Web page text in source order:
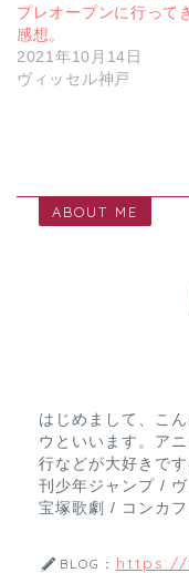
プレオープンに行って
感想。
2021年10月14日
ヴィッセル神戸
ABOUT ME
はじめまして、こ
ウといいます。ア
行などが大好きで
刊少年ジャンプ /
宝塚歌劇 / コンカ
BLOG： https://